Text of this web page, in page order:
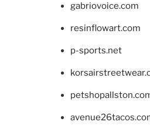
gabriovoice.com
resinflowart.com
p-sports.net